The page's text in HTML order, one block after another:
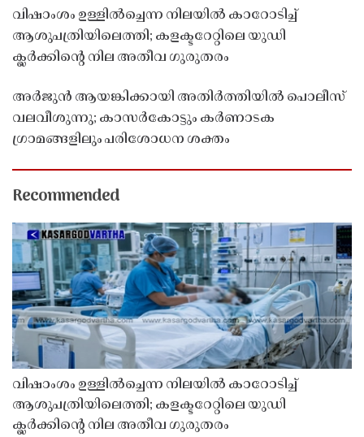
വിഷാംശം ഉള്ളിൽച്ചെന്ന നിലയിൽ കാറോടിച്ച്
ആശുപത്രിയിലെത്തി; കളക്ടറേറ്റിലെ യുഡി
ക്ലർക്കിൻ്റെ നില അതീവ ഗുരുതരം
അർജുൻ ആയങ്കിക്കായി അതിർത്തിയിൽ പൊലീസ്
വലവീശുന്നു; കാസർകോട്ടും കർണാടക
ഗ്രാമങ്ങളിലും പരിശോധന ശക്തം
Recommended
വിഷാംശം ഉള്ളിൽച്ചെന്ന നിലയിൽ കാറോടിച്ച്
ആശുപത്രിയിലെത്തി; കളക്ടറേറ്റിലെ യുഡി
ക്ലർക്കിൻ്റെ നില അതീവ ഗുരുതരം